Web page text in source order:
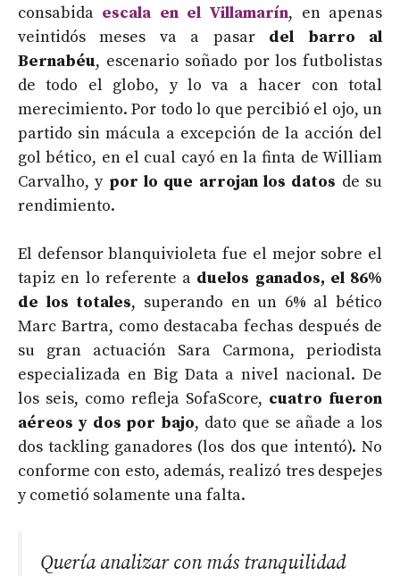
consabida escala en el Villamarín, en apenas
veintidós meses va a pasar del barro al
Bernabéu, escenario soñado por los futbolistas
de todo el globo, y lo va a hacer con total
merecimiento. Por todo lo que percibió el ojo, un
partido sin mácula a excepción de la acción del
gol bético, en el cual cayó en la finta de William
Carvalho, y por lo que arrojan los datos de su
rendimiento.
El defensor blanquivioleta fue el mejor sobre el
tapiz en lo referente a duelos ganados, el 86%
de los totales, superando en un 6% al bético
Marc Bartra, como destacaba fechas después de
su gran actuación Sara Carmona, periodista
especializada en Big Data a nivel nacional. De
los seis, como refleja SofaScore, cuatro fueron
aéreos y dos por bajo, dato que se añade a los
dos tackling ganadores (los dos que intentó). No
conforme con esto, además, realizó tres despejes
y cometió solamente una falta.
Quería analizar con más tranquilidad